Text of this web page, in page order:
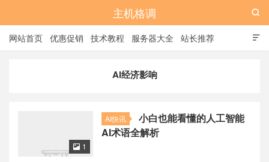
主机格调

网站首页 优惠促销 技术教程 服务器大全 站长推荐

AI经济影响
AI快讯
小白也能看懂的人工智能
AI术语全解析
 1